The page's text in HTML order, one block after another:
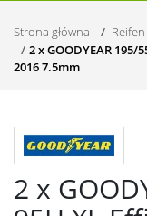
Strona główna Reifen
2 x GOODYEAR
2016 7.5mm
2 x